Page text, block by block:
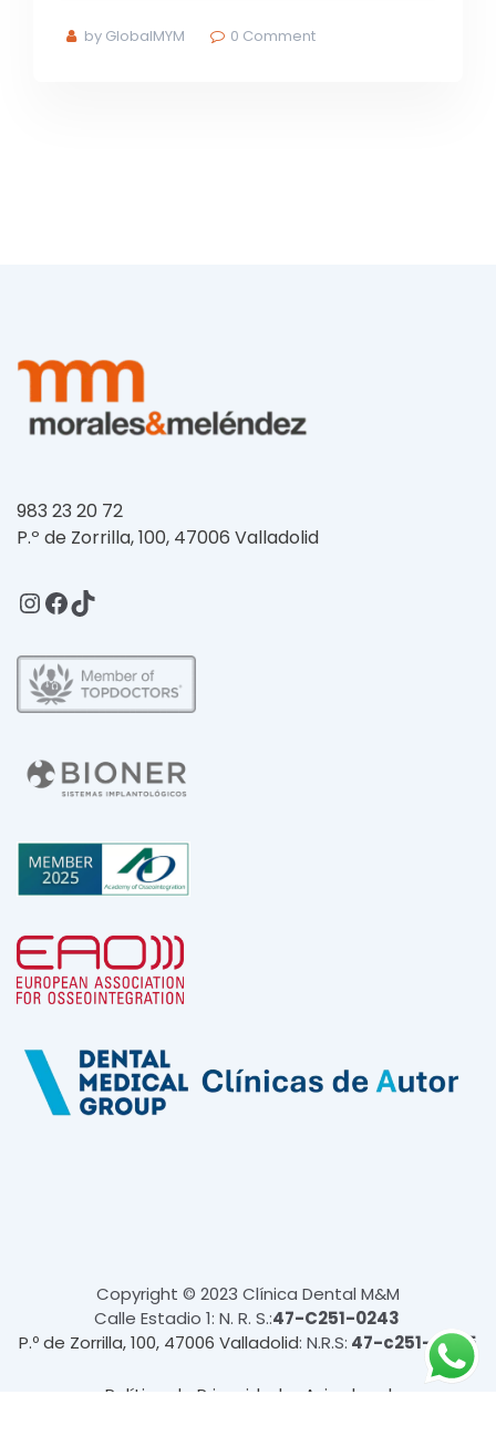
by GlobalMYM 0 Comment
983 23 20 72
P.º de Zorrilla, 100, 47006 Valladolid
Copyright © 2023 Clínica Dental M&M
Calle Estadio 1: N. R. S.:47-C251-0243
P.º de Zorrilla, 100, 47006 Valladolid: N.R.S: 47-c251-0345
Política de Privacidad
Aviso legal